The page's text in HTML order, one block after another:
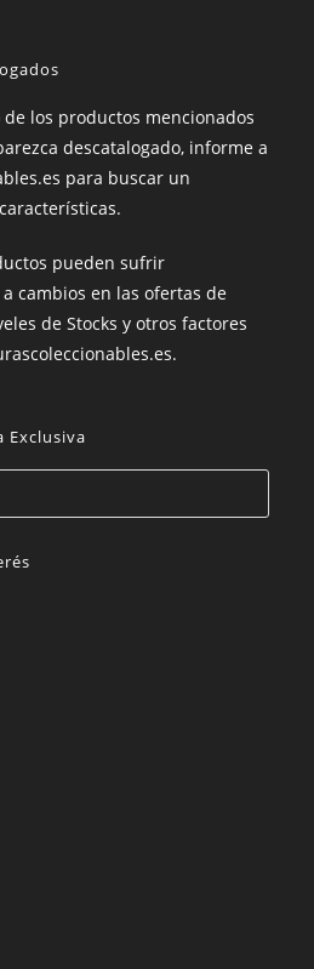
los productos mencionados
descatalogado, informe a
para buscar un
pueden sufrir
cambios en las ofertas de
de Stocks y otros factores
Exclusiva